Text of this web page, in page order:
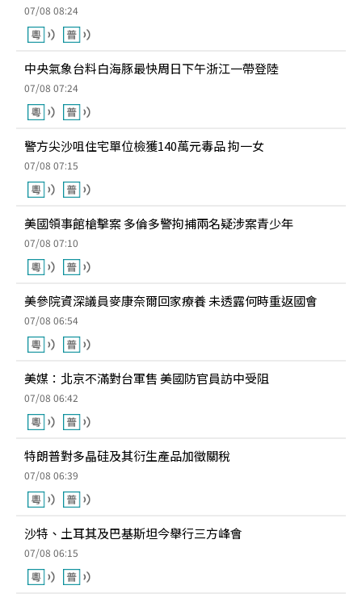
07/08 08:24
中央氣象台料白海豚最快周日下午浙江一帶登陸
07/08 07:24
警方尖沙咀住宅單位檢獲140萬元毒品 拘一女
07/08 07:15
美國領事館槍擊案 多倫多警拘捕兩名疑涉案青少年
07/08 07:10
美參院資深議員麥康奈爾回家療養 未透露何時重返國會
07/08 06:54
美媒：北京不滿對台軍售 美國防官員訪中受阻
07/08 06:42
特朗普對多晶硅及其衍生產品加徵關稅
07/08 06:39
沙特、土耳其及巴基斯坦今舉行三方峰會
07/08 06:15